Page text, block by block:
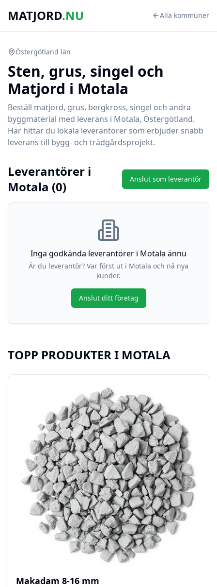
MATJORD.NU Alla kommuner
Östergötland län
Sten, grus, singel och
Matjord i Motala
Beställ matjord, grus, bergkross, singel och andra
byggmaterial med leverans i Motala, Östergötland.
Här hittar du lokala leverantörer som erbjuder snabb
leverans till bygg- och trädgårdsprojekt.
Leverantörer i
Motala (0) Anslut som leverantör
Inga godkända leverantörer i Motala ännu
Är du leverantör? Var först ut i Motala och nå nya
kunder.
Anslut ditt företag
TOPP PRODUKTER I MOTALA
Makadam 8-16 mm